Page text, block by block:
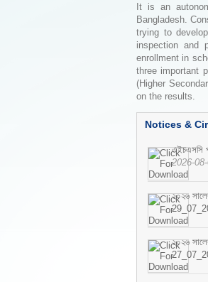
It is an
Bangladesh.
trying to
inspection and
enrollment in
three important
(Higher
on the results.
Notices &
এইচএসসি
2026-
২০২৬
২০২৬